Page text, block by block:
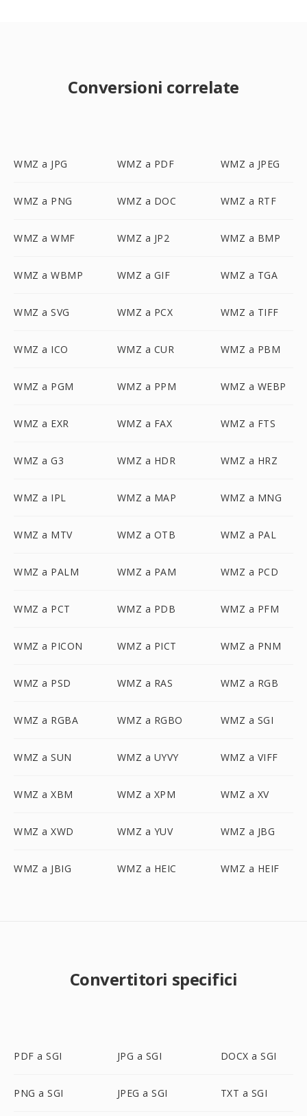
Conversioni correlate
WMZ a JPG WMZ a PDF WMZ a JPEG
WMZ a PNG WMZ a DOC WMZ a RTF
WMZ a WMF WMZ a JP2 WMZ a BMP
WMZ a WBMP WMZ a GIF WMZ a TGA
WMZ a SVG WMZ a PCX WMZ a TIFF
WMZ a ICO WMZ a CUR WMZ a PBM
WMZ a PGM WMZ a PPM WMZ a WEBP
WMZ a EXR WMZ a FAX WMZ a FTS
WMZ a G3 WMZ a HDR WMZ a HRZ
WMZ a IPL WMZ a MAP WMZ a MNG
WMZ a MTV WMZ a OTB WMZ a PAL
WMZ a PALM WMZ a PAM WMZ a PCD
WMZ a PCT WMZ a PDB WMZ a PFM
WMZ a PICON WMZ a PICT WMZ a PNM
WMZ a PSD WMZ a RAS WMZ a RGB
WMZ a RGBA WMZ a RGBO WMZ a SGI
WMZ a SUN WMZ a UYVY WMZ a VIFF
WMZ a XBM WMZ a XPM WMZ a XV
WMZ a XWD WMZ a YUV WMZ a JBG
WMZ a JBIG WMZ a HEIC WMZ a HEIF
Convertitori specifici
PDF a SGI JPG a SGI DOCX a SGI
PNG a SGI JPEG a SGI TXT a SGI